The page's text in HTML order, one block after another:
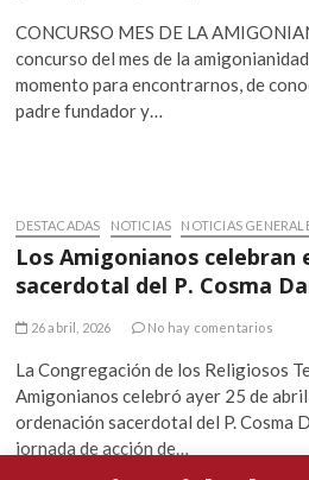
CONCURSO MES DE LA
concurso del mes de la
momento para encontrarnos, de
padre fundador y…
DESTACADAS NOTICIAS NOTICIAS
Los Amigonianos celebran
sacerdotal del P. Cosma
26 abril, 2026 No hay comentarios
La Congregación de los Religiosos
Amigonianos celebró ayer 25 de
ordenación sacerdotal del P. Cosma
jornada de acción de…